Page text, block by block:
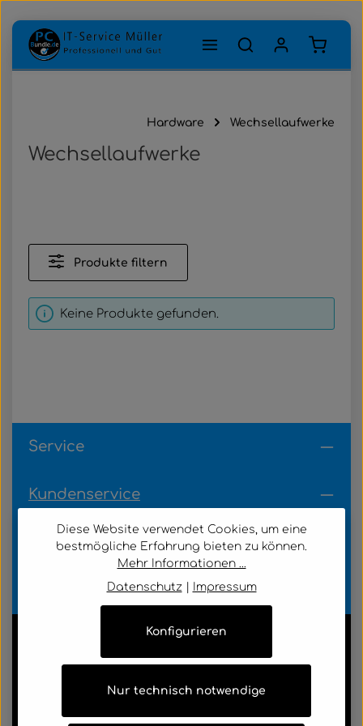
Zum Hauptinhalt springen
Hardware Wechsellaufwerke
Wechsellaufwerke
Produkte filtern
Keine Produkte gefunden.
Service
Kundenservice
Informationen
Zahlungsarten
Alle Markennamen, Warenzeichen sowie sämtliche
Eigentümer und dienen hier nur der Beschreibung.
Alle Preise inkl. gesetzl. Mehrwertsteuer zzgl.
Diese Website verwendet Cookies, um eine
bestmögliche Erfahrung bieten zu können.
Mehr Informationen ...
Datenschutz | Impressum
Nur technisch notwendige
Konfigurieren